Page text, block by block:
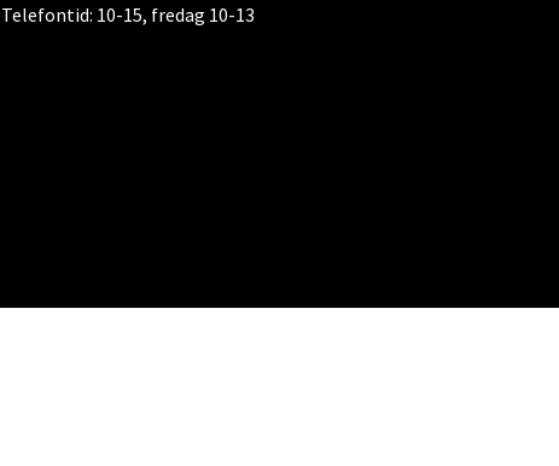
Telefontid: 10-15, fredag 10-13